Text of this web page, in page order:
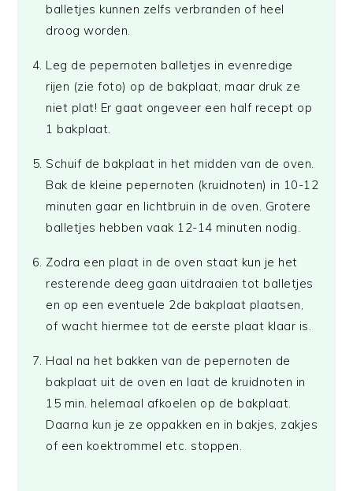
balletjes kunnen zelfs verbranden of heel
droog worden.
Leg de pepernoten balletjes in evenredige
rijen (zie foto) op de bakplaat, maar druk ze
niet plat! Er gaat ongeveer een half recept op
1 bakplaat.
Schuif de bakplaat in het midden van de oven.
Bak de kleine pepernoten (kruidnoten) in 10-12
minuten gaar en lichtbruin in de oven. Grotere
balletjes hebben vaak 12-14 minuten nodig.
Zodra een plaat in de oven staat kun je het
resterende deeg gaan uitdraaien tot balletjes
en op een eventuele 2de bakplaat plaatsen,
of wacht hiermee tot de eerste plaat klaar is.
Haal na het bakken van de pepernoten de
bakplaat uit de oven en laat de kruidnoten in
15 min. helemaal afkoelen op de bakplaat.
Daarna kun je ze oppakken en in bakjes, zakjes
of een koektrommel etc. stoppen.